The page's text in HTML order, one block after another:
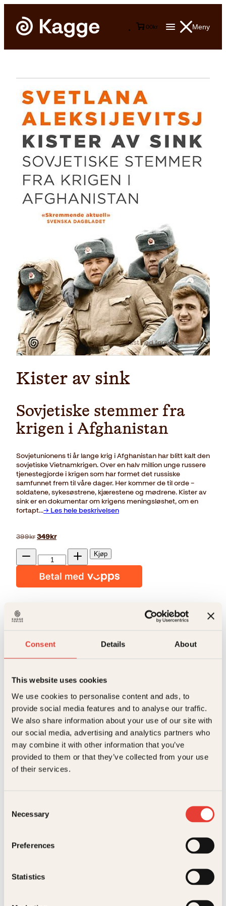
Consent Details About
This website uses cookies
We use cookies to personalise content and ads, to
provide social media features and to analyse our traffic.
We also share information about your use of our site with
our social media, advertising and analytics partners who
may combine it with other information that you’ve
provided to them or that they’ve collected from your use
of their services.
Selection
Necessary
Preferences
Statistics
Meny
00kr
Last ned forside
Kister av sink
Sovjetiske stemmer fra
krigen i Afghanistan
Sovjetunionens ti år lange krig i Afghanistan har blitt kalt den
sovjetiske Vietnamkrigen. Over en halv million unge russere
tjenestegjorde i krigen som har formet det russiske
samfunnet frem til våre dager. Her kommer de til orde –
soldatene, sykesøstrene, kjærestene og mødrene. Kister av
sink er en dokumentar om krigens meningsløshet, om en
fortapt…→ Les hele beskrivelsen
399krOpprinnelig
var:
399kr.
349krNåværende
er:
349kr.
Reduser
mengden
antall
Øk
mengden
Kjøp
På lager
Beskrivelse
Beskrivelse
kalt den sovjetiske Vietnamkrigen. Over en halv
formet det russiske samfunnet frem til våre dager.
Her kommer de til orde – soldatene, sykesøstrene,
kjærestene og mødrene. Kister av sink er en
dokumentar om krigens meningsløshet, om en
fortapt generasjon unge soldater og om
Sovjetunionens begynnende oppløsning. En helt
nødvendig bok for alle som vil forstå dagens
Russland.
Ekstra detaljer
Språk nob
ISBN 150172263
I salg fra
2.80 × 15.50 × 21.50 cm
Relaterte produkter
Sannheten om
Innbundet
Bli lykkeligere